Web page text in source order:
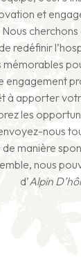
et
redéfinir
engagement
à apporter
les
nous
manière
nous
d’Alpin